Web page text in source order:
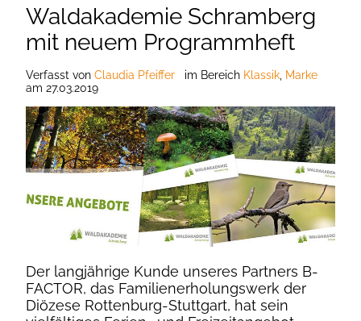
Waldakademie Schramberg
mit neuem Programmheft
Verfasst von Claudia Pfeiffer im Bereich Klassik, Marke
am 27.03.2019
Der langjährige Kunde unseres Partners B-
FACTOR, das Familienerholungswerk der
Diözese Rottenburg-Stuttgart, hat sein